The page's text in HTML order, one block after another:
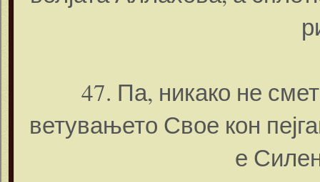
47. Па, никако не
ветувањето Свое кон
е